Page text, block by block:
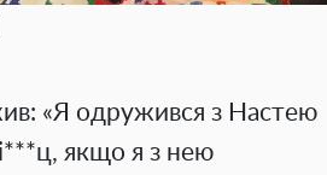
«Я одружився з Настею
якщо я з нею